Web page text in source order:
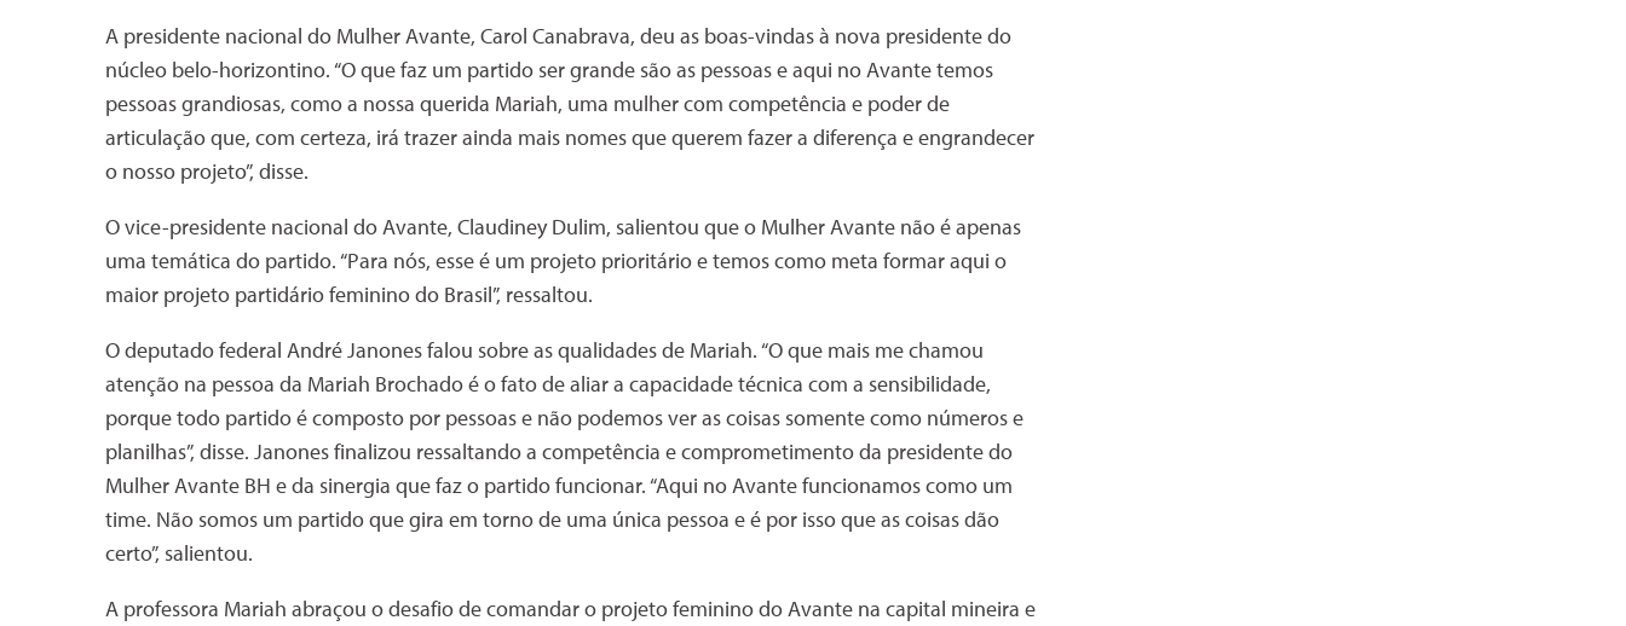
A presidente nacional do Mulher Avante, Carol Canabrava, deu as boas-vindas à nova presidente do
núcleo belo-horizontino. “O que faz um partido ser grande são as pessoas e aqui no Avante temos
pessoas grandiosas, como a nossa querida Mariah, uma mulher com competência e poder de
articulação que, com certeza, irá trazer ainda mais nomes que querem fazer a diferença e engrandecer
o nosso projeto”, disse.
O vice-presidente nacional do Avante, Claudiney Dulim, salientou que o Mulher Avante não é apenas
uma temática do partido. “Para nós, esse é um projeto prioritário e temos como meta formar aqui o
maior projeto partidário feminino do Brasil”, ressaltou.
O deputado federal André Janones falou sobre as qualidades de Mariah. “O que mais me chamou
atenção na pessoa da Mariah Brochado é o fato de aliar a capacidade técnica com a sensibilidade,
porque todo partido é composto por pessoas e não podemos ver as coisas somente como números e
planilhas”, disse. Janones finalizou ressaltando a competência e comprometimento da presidente do
Mulher Avante BH e da sinergia que faz o partido funcionar. “Aqui no Avante funcionamos como um
time. Não somos um partido que gira em torno de uma única pessoa e é por isso que as coisas dão
certo”, salientou.
A professora Mariah abraçou o desafio de comandar o projeto feminino do Avante na capital mineira e